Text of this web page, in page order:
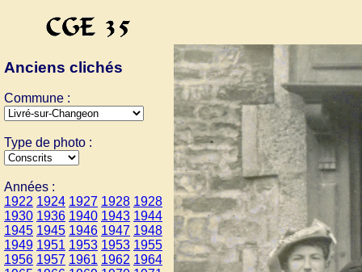
Anciens clichés
Commune :
Type de photo :
Années :
1922 1924 1927 1928 1928
1930 1936 1940 1943 1944
1945 1945 1946 1947 1948
1949 1951 1953 1953 1955
1956 1957 1961 1962 1964